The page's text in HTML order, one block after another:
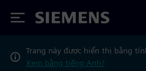
Siemens
Trang này được hiển thị bằng
Xem bằng tiếng Anh?